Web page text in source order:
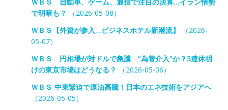
ＷＢＳ 自動車、ゲーム、通信で注目の決算…イラン情勢
で明暗も？
（2026-05-08）
ＷＢＳ【外資が参入…ビジネスホテル新潮流】
（2026-
05-07）
ＷＢＳ 円相場が対ドルで急騰 “為替介入”か？5連休明
けの東京市場はどうなる？
（2026-05-06）
ＷＢＳ 中東緊迫で原油高騰！日本のエネ技術をアジアへ
（2026-05-05）